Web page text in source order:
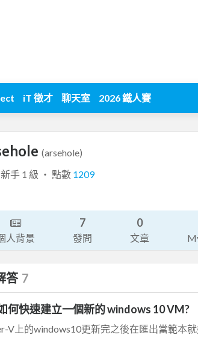
iT 徵才 聊天室 2026 鐵人賽
(arsehole)
手 1 級 ‧ 點數 1209
人背景
7
發問
0
文章
答 7
何快速建立一個新的 windows 10 VM?